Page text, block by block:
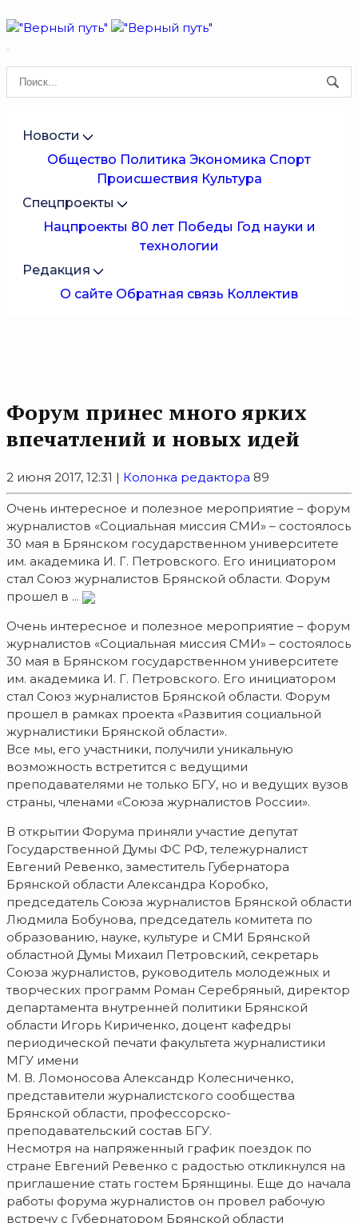
Новости
Общество Политика Экономика Спорт
Происшествия Культура
Спецпроекты
Нацпроекты 80 лет Победы Год науки и
технологии
Редакция
О сайте Обратная связь Коллектив
Форум принес много ярких
впечатлений и новых идей
2 июня 2017, 12:31 | Колонка редактора 89
Очень интересное и полезное мероприятие – форум
журналистов «Социальная миссия СМИ» – состоялось
30 мая в Брянском государственном университете
им. академика И. Г. Петровского. Его инициатором
стал Союз журналистов Брянской области. Форум
прошел в ...
Очень интересное и полезное мероприятие – форум
журналистов «Социальная миссия СМИ» – состоялось
30 мая в Брянском государственном университете
им. академика И. Г. Петровского. Его инициатором
стал Союз журналистов Брянской области. Форум
прошел в рамках проекта «Развития социальной
журналистики Брянской области».
Все мы, его участники, получили уникальную
возможность встретится с ведущими
преподавателями не только БГУ, но и ведущих вузов
страны, членами «Союза журналистов России».
В открытии Форума приняли участие депутат
Государственной Думы ФС РФ, тележурналист
Евгений Ревенко, заместитель Губернатора
Брянской области Александра Коробко,
председатель Союза журналистов Брянской области
Людмила Бобунова, председатель комитета по
образованию, науке, культуре и СМИ Брянской
областной Думы Михаил Петровский, секретарь
Союза журналистов, руководитель молодежных и
творческих программ Роман Серебряный, директор
департамента внутренней политики Брянской
области Игорь Кириченко, доцент кафедры
периодической печати факультета журналистики
МГУ имени
М. В. Ломоносова Александр Колесниченко,
представители журналистского сообщества
Брянской области, профессорско-
преподавательский состав БГУ.
Несмотря на напряженный график поездок по
стране Евгений Ревенко с радостью откликнулся на
приглашение стать гостем Брянщины. Еще до начала
работы форума журналистов он провел рабочую
встречу с Губернатором Брянской области